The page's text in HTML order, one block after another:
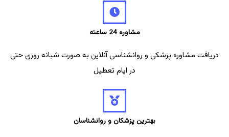
مشاوره 24 ساعته
دریافت مشاوره پزشکی و روانشناسی آنلاین به صورت شبانه روزی حتی
در ایام تعطیل
بهترین پزشکان و روانشناسان